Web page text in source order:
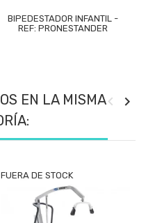
BIPEDESTADOR INFANTIL -
REF: PRONESTANDER
EN LA MISMA
FUERA DE STOCK